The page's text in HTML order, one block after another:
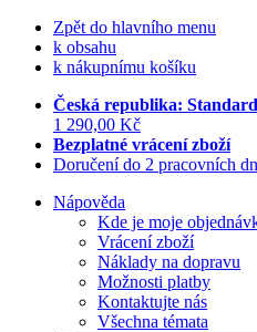
Zpět do hlavního menu
k obsahu
k nákupnímu košíku
Česká republika:
1 290,00 Kč
Bezplatné vrácení zboží
Doručení do 2 pracovních
Nápověda
Kde je moje
Vrácení zboží
Náklady na dopravu
Možnosti platby
Kontaktujte nás
Všechna témata